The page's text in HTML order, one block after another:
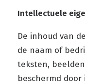
Intellectuele
De inhoud van
de naam of
teksten,
beschermd